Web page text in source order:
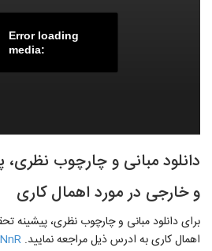
Error loading
media:
دانلود مبانی و چارچوب
و خارجی در مورد اهمال کاری
برای دانلود مبانی و چارچوب نظری، پیشینه
اهمال کاری به ادرس ذیل مراجعه نمایید.